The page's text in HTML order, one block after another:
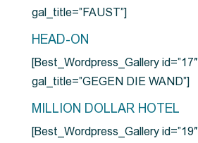
gal_title=”FAUST”]
HEAD-ON
[Best_Wordpress_Gallery id=”17″
gal_title=”GEGEN DIE WAND”]
MILLION DOLLAR HOTEL
[Best_Wordpress_Gallery id=”19″